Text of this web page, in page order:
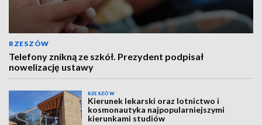
RZESZÓW
Telefony znikną ze szkół. Prezydent podpisał
nowelizację ustawy
RZESZÓW
Kierunek lekarski oraz lotnictwo i
kosmonautyka najpopularniejszymi
kierunkami studiów